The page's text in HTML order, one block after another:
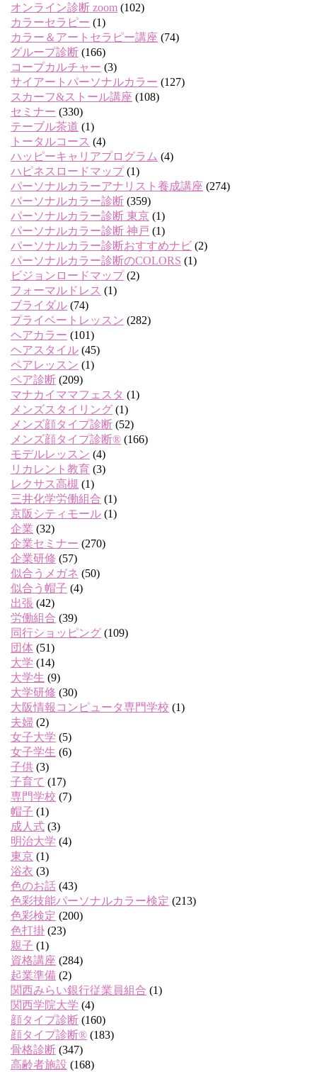
オンライン診断 zoom (102)
カラーセラピー (1)
カラー＆アートセラピー講座 (74)
グループ診断 (166)
コープカルチャー (3)
サイアートパーソナルカラー (127)
スカーフ&ストール講座 (108)
セミナー (330)
テーブル茶道 (1)
トータルコース (4)
ハッピーキャリアプログラム (4)
ハピネスロードマップ(1)
パーソナルカラーアナリスト養成講座 (274)
パーソナルカラー診断 (359)
パーソナルカラー診断 東京 (1)
パーソナルカラー診断 神戸 (1)
パーソナルカラー診断おすすめナビ (2)
パーソナルカラー診断のCOLORS (1)
ビジョンロードマップ(2)
フォーマルドレス (1)
ブライダル (74)
プライベートレッスン (282)
ヘアカラー (101)
ヘアスタイル (45)
ペアレッスン (1)
ペア診断 (209)
マナカイママフェスタ (1)
メンズスタイリング (1)
メンズ顔タイプ診断 (52)
メンズ顔タイプ診断® (166)
モデルレッスン (4)
リカレント教育 (3)
レクサス高槻 (1)
三井化学労働組合 (1)
京阪シティモール (1)
企業 (32)
企業セミナー (270)
企業研修 (57)
似合うメガネ (50)
似合う帽子 (4)
出張 (42)
労働組合 (39)
同行ショッピング (109)
団体 (51)
大学 (14)
大学生 (9)
大学研修 (30)
大阪情報コンピュータ専門学校 (1)
夫婦 (2)
女子大学 (5)
女子学生 (6)
子供 (3)
子育て (17)
専門学校 (7)
帽子 (1)
成人式 (3)
明治大学 (4)
東京 (1)
浴衣 (3)
色のお話 (43)
色彩技能パーソナルカラー検定 (213)
色彩検定 (200)
色打掛 (23)
親子 (1)
資格講座 (284)
起業準備 (2)
関西みらい銀行従業員組合 (1)
関西学院大学 (4)
顔タイプ診断 (160)
顔タイプ診断® (183)
骨格診断 (347)
高齢者施設 (168)